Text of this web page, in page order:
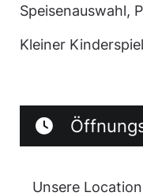
Speisenauswahl,
Kleiner
Unsere